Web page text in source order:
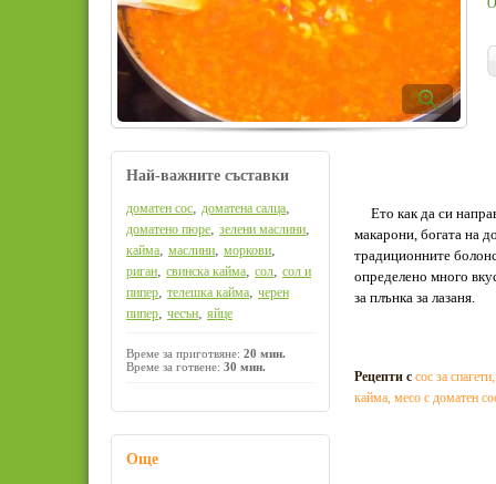
Ето как да си
макарони, богата на
традиционните
определено много
за плънка за лазаня.
Рецепти с сос за спагети
кайма, месо с доматен
Най-важните съставки
доматен сос, доматена салца,
доматено пюре, зелени маслини,
кайма, маслини, моркови,
риган, свинска кайма, сол, сол и
пипер, телешка кайма, черен
пипер, чесън, яйце
Време за приготвяне: 20 мин.
Време за готвене: 30 мин.
Още